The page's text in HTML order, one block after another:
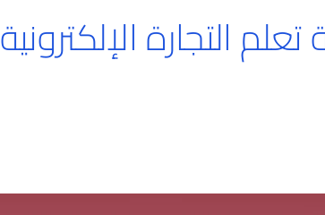
التجارة الإلكترونية